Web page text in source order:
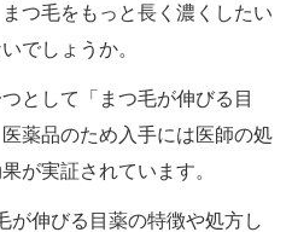
つ毛をもっと長く濃くしたい
でしょうか。
として「まつ毛が伸びる目
薬品のため入手には医師の処
が実証されています。
が伸びる目薬の特徴や処方し